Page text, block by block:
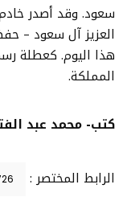
سعود. وقد أصدر
هذا اليوم. كعطلة
المملكة.
كتب- محمد عبد
الرابط المختصر :